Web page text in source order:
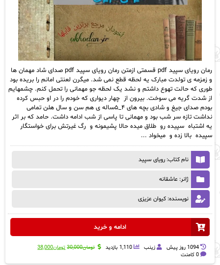
رمان رویای سپید‌ pdf قسمتی ازمتن رمان رویای سپید‌ pdf صدای شاد مهمان‌ ها‌
و زمزمه ی تولدت مبارک یه‌ لحظه‌ قطع‌ نمی شد. میگرن‌ لعنتی‌ امانم‌ را‌ بریده‌ بود
طوری که‌ حالت‌ تهوع‌ داشتم‌ و‌ نشد یک‌ لحظه‌ جو‌ مهمانی‌ را‌ تحمل‌ کنم‌. چشمهایم‌
از‌ شدت‌ گریه‌ می‌ سوخت. بیرون‌ از چهار‌ دیواری‌ که‌ خودم‌ را‌ در‌ او‌ حبس‌ کرده‌
بودم صدای‌ جیغ و شادی‌ بچه‌ های‌ ۴_۵ساله‌ ی‌ هم‌ سن‌ و‌ سال‌ هلن‌ تمامی‌
نداشت تازه‌ سر شب بود و مهمانی‌ تا‌ پاسی‌ از‌ شب‌ ادامه‌ داشت. حامد‌ که‌ بر‌ اثر‌
یه‌ اشتباه سپیده‌ رو طلاق‌ میده‌ حالا‌ پشیمونه‌ و رگ‌ غیرتش‌ برای‌ خواستگار‌
سپیده بالا‌ زده‌ و میخواد‌‌ ...
نام کتاب: رویای سپید‌
ژانر: عاشقانه
نویسنده: کیوان عزیزی
ادامه و خرید
1094 روز پيش زینب 1,110 بازدید تومان30,000 قیمت
تومان38,000قیمت
0 کامنت